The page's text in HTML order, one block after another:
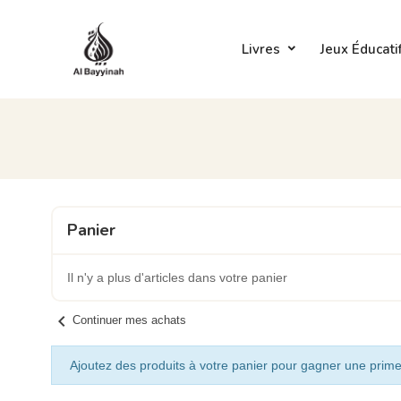
Livres Jeux
Panier
Il n'y a plus d'articles dans votre panier
chevron_left Continuer mes achats
Ajoutez des produits à votre panier pour gagner une